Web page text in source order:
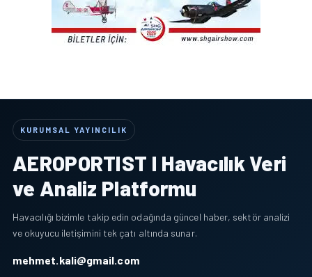
KURUMSAL YAYINCILIK
AEROPORTIST I Havacılık Veri
ve Analiz Platformu
Havacılığı bizimle takip edin odağında güncel haber, sektör analizi
ve okuyucu iletişimini tek çatı altında sunar.
mehmet.kali@gmail.com